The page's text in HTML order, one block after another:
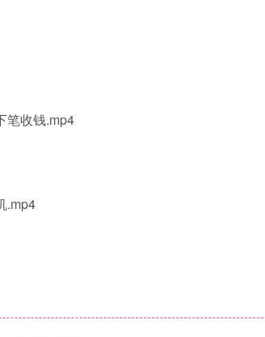
笔收钱.mp4
.mp4